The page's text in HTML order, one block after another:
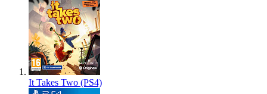
It Takes Two (PS4)